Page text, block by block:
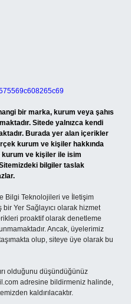
bir marka, kurum veya şahıs
Sitede yalnızca kendi
Burada yer alan içerikler
kurum ve kişiler hakkında
kurum ve kişiler ile isim
bilgiler taslak
Bilgi Teknolojileri ve İletişim
bir Yer Sağlayıcı olarak hizmet
proaktif olarak denetleme
Ancak, üyelerimiz
olup, siteye üye olarak bu
olduğunu düşündüğünüz
adresine bildirmeniz halinde,
kaldırılacaktır.